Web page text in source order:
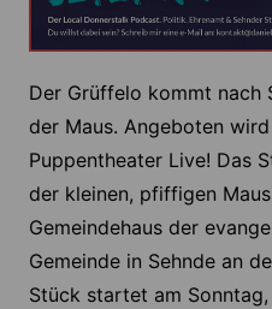
Der Grüffelo kommt nach
der Maus. Angeboten
Puppentheater Live! Das
der kleinen, pfiffigen
Gemeindehaus der
Gemeinde in Sehnde an
Stück startet am